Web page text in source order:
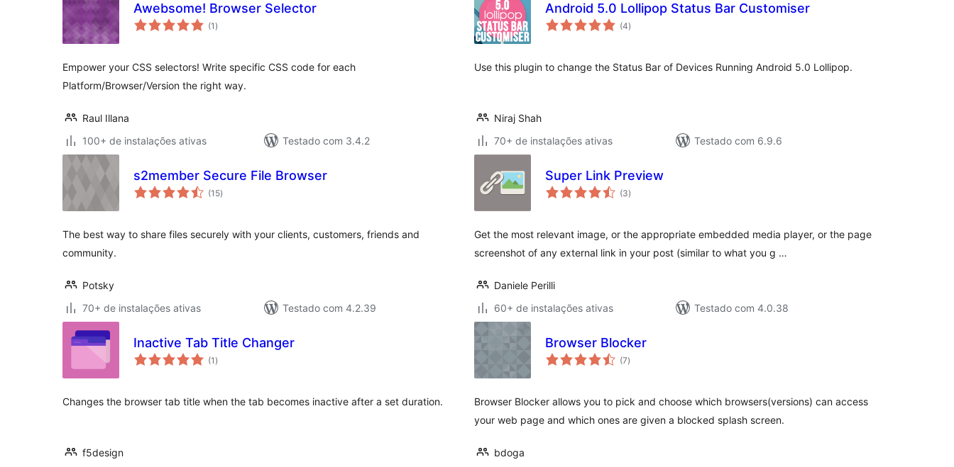
Awebsome! Browser Selector
(1 total
de
)
Empower your CSS selectors! Write specific CSS code for each
Platform/Browser/Version the right way.
Raul Illana
100+ de instalações ativas
Testado com 3.4.2
Android 5.0 Lollipop Status Bar Customiser
(4total
de
)
Use this plugin to change the Status Bar of Devices Running Android 5.0 Lollipop.
Niraj Shah
70+ de instalações ativas
Testado com 6.9.6
s2member Secure File Browser
(15total
de
)
The best way to share files securely with your clients, customers, friends and
community.
Potsky
70+ de instalações ativas
Testado com 4.2.39
Super Link Preview
(3total
de
)
Get the most relevant image, or the appropriate embedded media player, or the page
screenshot of any external link in your post (similar to what you g …
Daniele Perilli
60+ de instalações ativas
Testado com 4.0.38
Inactive Tab Title Changer
(1 total
de
)
Changes the browser tab title when the tab becomes inactive after a set duration.
f5design
Browser Blocker
(7total
de
)
Browser Blocker allows you to pick and choose which browsers(versions) can access
your web page and which ones are given a blocked splash screen.
bdoga